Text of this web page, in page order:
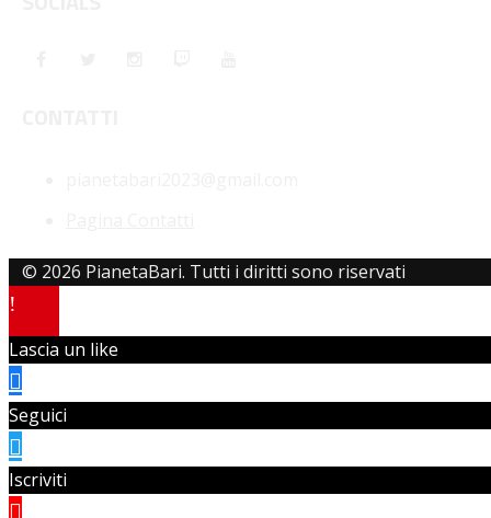
© 2026 PianetaBari. Tutti i diritti sono riservati
Lascia un like
Seguici
Iscriviti